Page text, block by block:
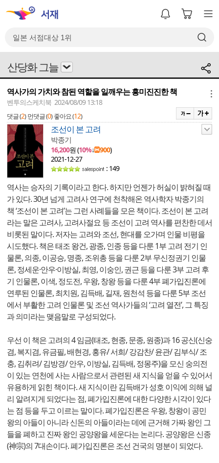
산당화 그늘
역사가의 가치와 참된 역할을 일깨우는 흥미진진한 책
벤투의스케치북 2024/08/09 13:18
댓글 (2) 먼댓글 (0) 좋아요 (12)
조선이 본 고려
박종기
16,200원 (10%↓ 900)
2021-12-27
: 149
역사는 승자의 기록이라고 한다. 하지만 언젠가 허실이 밝혀질 때
가 있다. 30년 넘게 고려사 연구에 천착해온 역사학자 박종기의
책 ‘조선이 본 고려’는 그런 사례들을 모은 책이다. 조선이 본 고려
라는 말은 고려사, 고려사절요 등 조선이 고려 역사를 편찬한 데서
비롯된 말이다. 저자는 고려와 조선, 현대를 오가며 인물 비평을
시도했다. 책은 태조 왕건, 광종, 인종 등을 다룬 1부 고려 전기 인
물론, 의종, 이공승, 명종, 조위총 등을 다룬 2부 무신정권기 인물
론, 정세운·안우·이방실, 최영, 이숭인, 권근 등을 다룬 3부 고려 후
기 인물론, 이색, 정도전, 우왕, 창왕 등을 다룬 4부 폐가입진론에
연루된 인물론, 최치원, 김득배, 길재, 원천석 등을 다룬 5부 조선
에서 부활한 고려 인물론 및 조선 역사가들의 ‘고려 열전’, 그 특징
과 의미라는 맺음말로 구성되었다.
우선 이 책은 고려의 4 임금(태조, 현종, 문종, 원종)과 16 공신(신숭
겸, 복지겸, 유금필, 배현경, 홍유/ 서희/ 강감찬/ 윤관/ 김부식/ 조
충, 김취려/ 김방경/ 안우, 이방실, 김득배, 정몽주)을 모신 숭의전
이 있는 연천에 사는 사람으로서 관련된 새 지식을 얻을 수 있어서
유용하게 읽힌 책이다. 새 지식이란 김득배가 성호 이익에 의해 널
리 알려지게 되었다는 점, 폐가입진론에 대한 다양한 시각이 있다
는 점 등을 두고 이르는 말이다. 폐가입진론은 우왕, 창왕이 공민
왕의 아들이 아니라 신돈의 아들이라는 데에 근거해 가짜 왕인 그
들을 폐하고 진짜 왕인 공양왕을 세운다는 논리다. 공양왕은 신종
(神宗)의 7대손이다. 폐가입진론은 조선 건국의 명분이 되었다.